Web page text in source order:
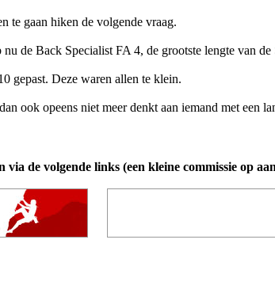
te gaan hiken de volgende vraag.
de Back Specialist FA 4, de grootste lengte van
gepast. Deze waren allen te klein.
ook opeens niet meer denkt aan iemand met een
de volgende links (een kleine commissie op